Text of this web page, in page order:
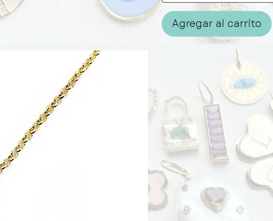
Agregar al carrito